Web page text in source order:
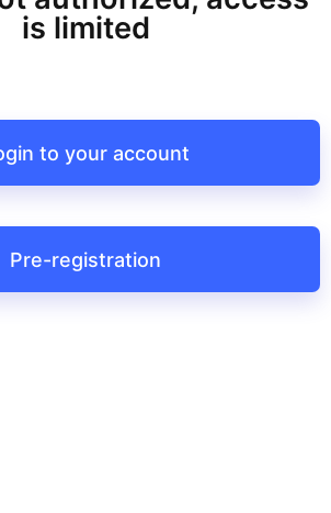
is limited
to your account
Pre-registration